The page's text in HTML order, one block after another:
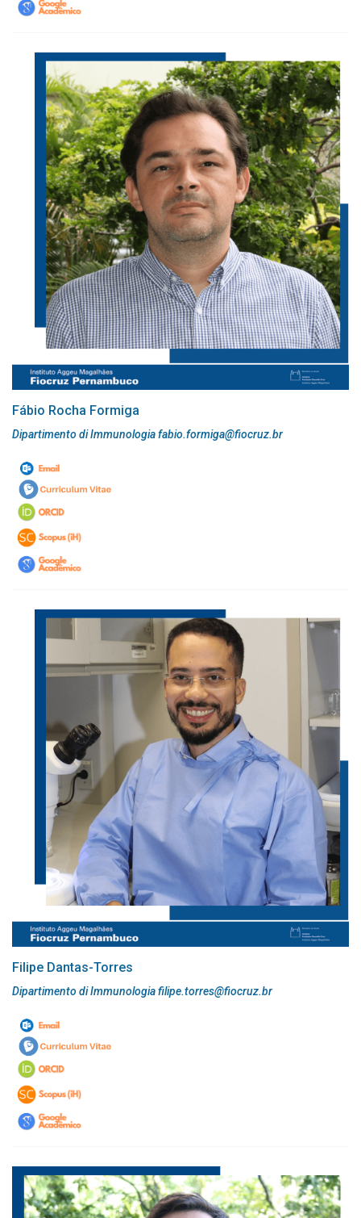
Fábio Rocha Formiga
Dipartimento di Immunologia fabio.formiga@fiocruz.br
Filipe Dantas-Torres
Dipartimento di Immunologia filipe.torres@fiocruz.br